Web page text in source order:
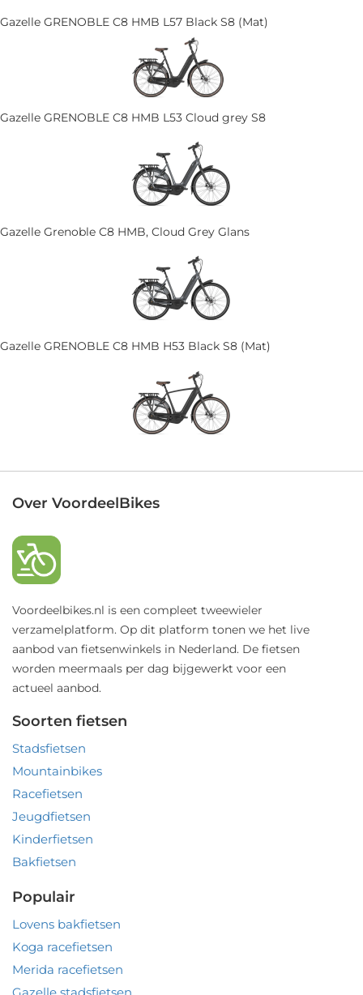
Gazelle GRENOBLE C8 HMB L57 Black S8 (Mat)
Gazelle GRENOBLE C8 HMB L53 Cloud grey S8
Gazelle Grenoble C8 HMB, Cloud Grey Glans
Gazelle GRENOBLE C8 HMB H53 Black S8 (Mat)
Over VoordeelBikes
Voordeelbikes.nl is een compleet tweewieler
verzamelplatform. Op dit platform tonen we het live
aanbod van fietsenwinkels in Nederland. De fietsen
worden meermaals per dag bijgewerkt voor een
actueel aanbod.
Soorten fietsen
Stadsfietsen
Mountainbikes
Racefietsen
Jeugdfietsen
Kinderfietsen
Bakfietsen
Populair
Lovens bakfietsen
Koga racefietsen
Merida racefietsen
Gazelle stadsfietsen